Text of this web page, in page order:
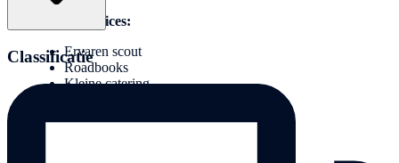
Inbegrepen services:
Ervaren scout
Roadbooks
Kleine catering
Classificatie